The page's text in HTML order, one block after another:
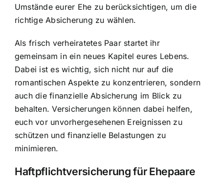
Umstände eurer Ehe zu berücksichtigen, um die
richtige Absicherung zu wählen.
Als frisch verheiratetes Paar startet ihr
gemeinsam in ein neues Kapitel eures Lebens.
Dabei ist es wichtig, sich nicht nur auf die
romantischen Aspekte zu konzentrieren, sondern
auch die finanzielle Absicherung im Blick zu
behalten. Versicherungen können dabei helfen,
euch vor unvorhergesehenen Ereignissen zu
schützen und finanzielle Belastungen zu
minimieren.
Haftpflichtversicherung für Ehepaare